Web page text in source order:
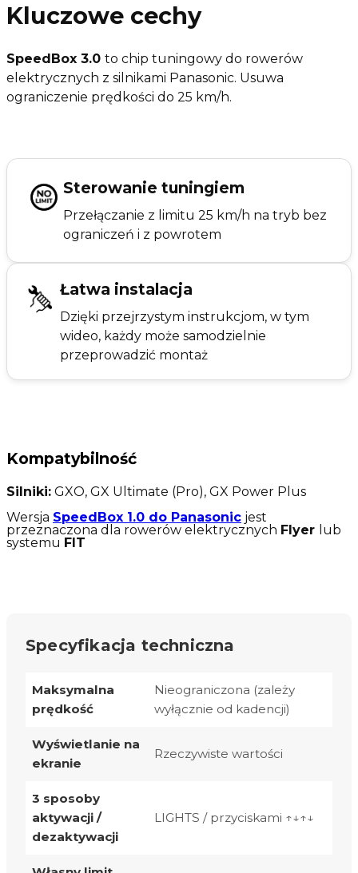
Kluczowe cechy
SpeedBox 3.0 to chip tuningowy do rowerów
elektrycznych z silnikami Panasonic. Usuwa
ograniczenie prędkości do 25 km/h.
Sterowanie tuningiem
Przełączanie z limitu 25 km/h na tryb bez
ograniczeń i z powrotem
Łatwa instalacja
Dzięki przejrzystym instrukcjom, w tym
wideo, każdy może samodzielnie
przeprowadzić montaż
Kompatybilność
Silniki: GXO, GX Ultimate (Pro), GX Power Plus
Wersja SpeedBox 1.0 do Panasonic jest
przeznaczona dla rowerów elektrycznych Flyer lub
systemu FIT
Specyfikacja techniczna
Maksymalna
prędkość
Nieograniczona (zależy
wyłącznie od kadencji)
Wyświetlanie na
ekranie
Rzeczywiste wartości
3 sposoby
aktywacji /
dezaktywacji
LIGHTS / przyciskami ↑↓↑↓